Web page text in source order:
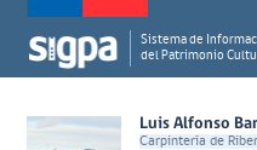
Sistema de
del Patrimonio
Luis Alfonso
Carpintería de